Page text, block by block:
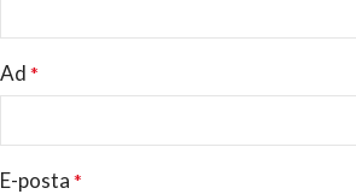
Ad *
E-posta *